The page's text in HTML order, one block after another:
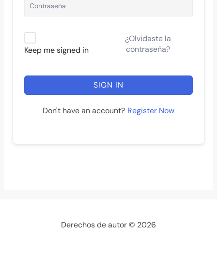
Keep me signed in
¿Olvidaste la
contraseña?
SIGN IN
Don't have an account? Register Now
Derechos de autor © 2026